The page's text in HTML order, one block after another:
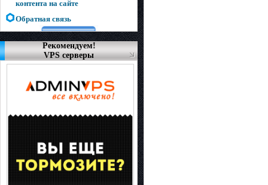
контента на сайте
Обратная связь
Рекомендуем!
VPS серверы